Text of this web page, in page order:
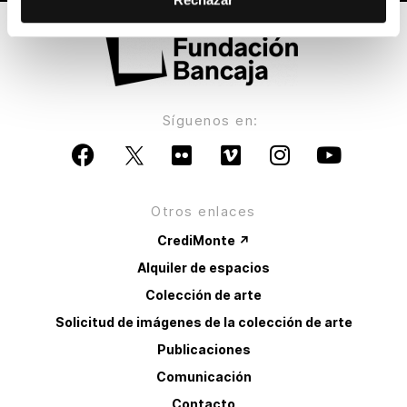
Síguenos en:
Otros enlaces
CrediMonte ↗
Alquiler de espacios
Colección de arte
Solicitud de imágenes de la colección de arte
Publicaciones
Comunicación
Contacto